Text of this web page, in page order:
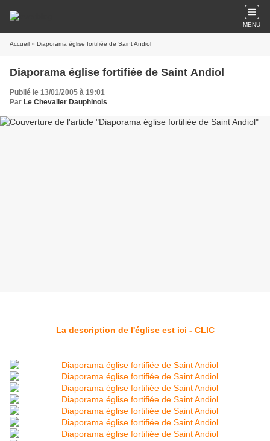
MENU
Accueil » Diaporama église fortifiée de Saint Andiol
Diaporama église fortifiée de Saint Andiol
Publié le 13/01/2005 à 19:01
Par Le Chevalier Dauphinois
La description de l'église est ici - CLIC